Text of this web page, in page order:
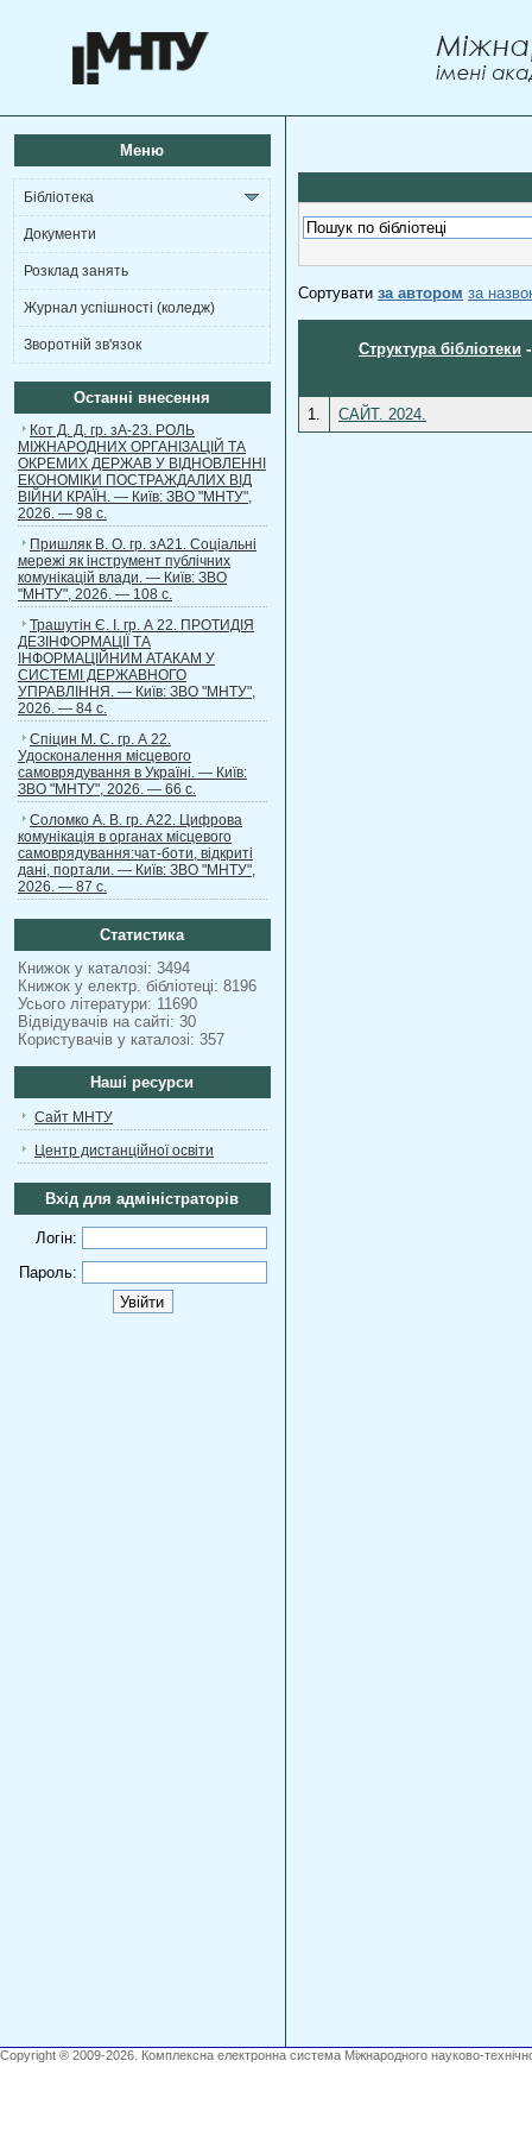
Меню
Бібліотека
Документи
Розклад занять
Журнал успішності (коледж)
Зворотній зв'язок
Останні внесення
Кот Д. Д. гр. зА-23. РОЛЬ
МІЖНАРОДНИХ ОРГАНІЗАЦІЙ ТА
ОКРЕМИХ ДЕРЖАВ У ВІДНОВЛЕННІ
ЕКОНОМІКИ ПОСТРАЖДАЛИХ ВІД
ВІЙНИ КРАЇН. — Київ: ЗВО "МНТУ",
2026. — 98 с.
Пришляк В. О. гр. зА21. Соціальні
мережі як інструмент публічних
комунікацій влади. — Київ: ЗВО
"МНТУ", 2026. — 108 с.
Трашутін Є. І. гр. А 22. ПРОТИДІЯ
ДЕЗІНФОРМАЦІЇ ТА
ІНФОРМАЦІЙНИМ АТАКАМ У
СИСТЕМІ ДЕРЖАВНОГО
УПРАВЛІННЯ. — Київ: ЗВО "МНТУ",
2026. — 84 с.
Спіцин М. С. гр. А 22.
Удосконалення місцевого
самоврядування в Україні. — Київ:
ЗВО "МНТУ", 2026. — 66 с.
Соломко А. В. гр. А22. Цифрова
комунікація в органах місцевого
самоврядування:чат-боти, відкриті
дані, портали. — Київ: ЗВО "МНТУ",
2026. — 87 с.
Статистика
Книжок у каталозі: 3494
Книжок у електр. бібліотеці: 8196
Усього літератури: 11690
Відвідувачів на сайті: 30
Користувачів у каталозі: 357
Наші ресурси
Сайт МНТУ
Центр дистанційної освіти
Вхід для адміністраторів
Логін:
Пароль:
Сортувати за автором за
Структура бібліотеки
1. САЙТ. 2024.
Copyright ® 2009-2026. Комплексна електронна система Міжнародного науково-